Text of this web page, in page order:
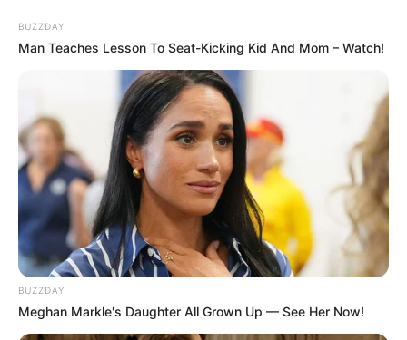
Tampil Lebih Modern, 7 Potret
Hasil Renovasi Rumah Berusia
BUZZDAY
Man Teaches Lesson To Seat-Kicking Kid And Mom – Watch!
BUZZDAY
Meghan Markle's Daughter All Grown Up — See Her Now!